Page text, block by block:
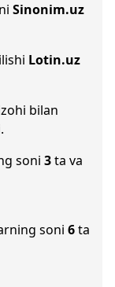
Sinonim.uz
Lotin.uz
bilan
soni 3ta va
soni 6ta